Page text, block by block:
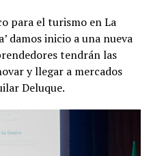
para el turismo en La
damos inicio a una nueva
tendrán las
y llegar a mercados
Deluque.